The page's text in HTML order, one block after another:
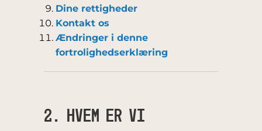
Dine rettigheder
Kontakt os
Ændringer i denne
fortrolighedserklæring
2. HVEM ER VI